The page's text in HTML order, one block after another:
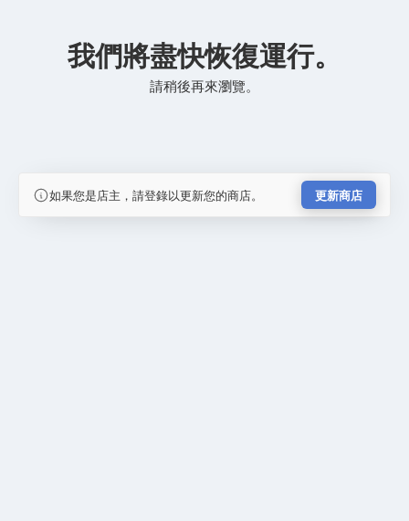
我們將盡快恢復運行。
請稍後再來瀏覽。
如果您是店主，請登錄以更新您的商店。 更新商店